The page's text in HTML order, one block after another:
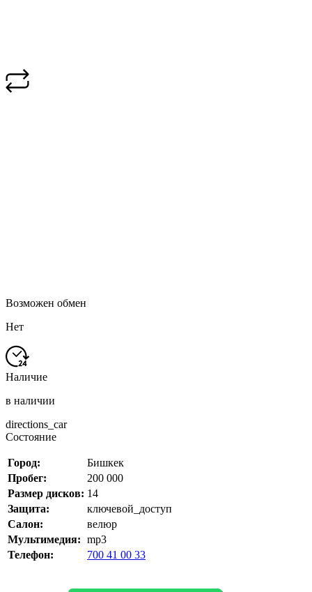
Возможен обмен
Нет
Наличие
в наличии
directions_car
Состояние
Город:
Бишкек
Пробег:
200 000
Размер дисков: 14
Защита:
ключевой_доступ
Салон:
велюр
Мультимедия: mp3
Телефон:
700 41 00 33